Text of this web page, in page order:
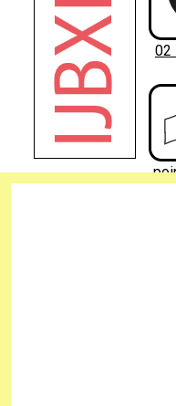
02